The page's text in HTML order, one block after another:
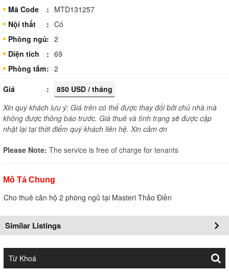
Mã Code
MTD131257
Nội thất
Có
Phòng ngủ
2
Diện tích
69
Phòng tắm
2
Giá
850 USD / tháng
Xin quý khách lưu ý: Giá trên có thể được thay đổi bởi chủ nhà mà
không được thông báo trước. Giá thuê và tình trạng sẽ được cập
nhật lại tại thời điểm quý khách liên hệ. Xin cảm ơn
Please Note: The service is free of charge for tenants
Mô Tả Chung
Cho thuê căn hộ 2 phòng ngủ tại Masteri Thảo Điền
Similar Listings